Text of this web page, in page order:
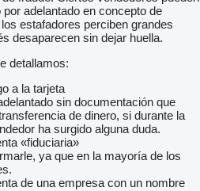
adelantado en concepto de
estafadores perciben grandes
desaparecen sin dejar huella.
detallamos:
a la tarjeta
sin documentación que
de dinero, si durante la
ha surgido alguna duda.
«fiduciaria»
ya que en la mayoría de los
de una empresa con un nombre